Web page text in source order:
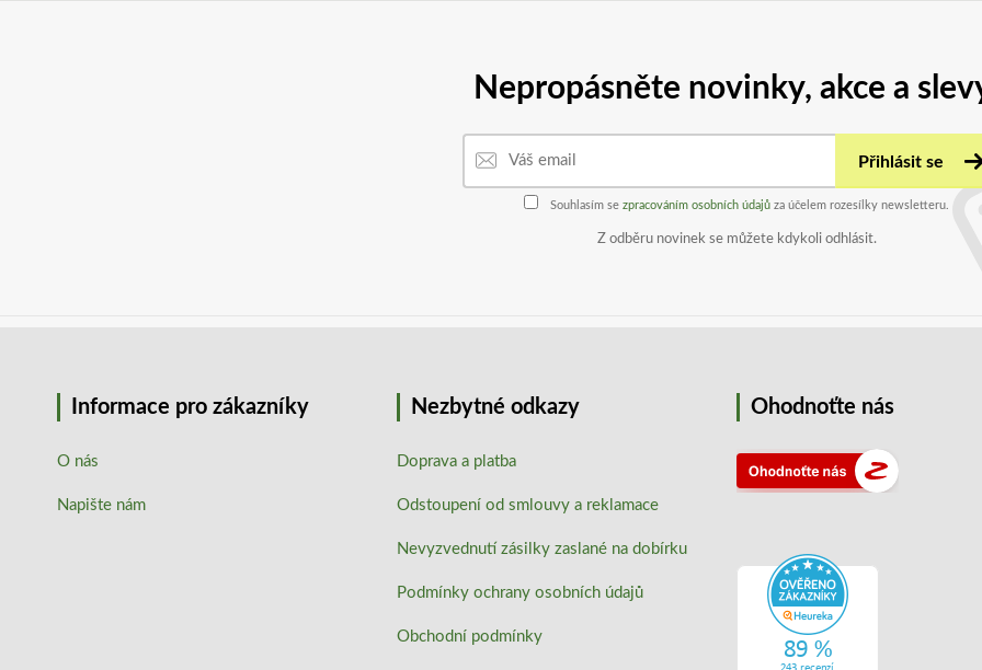
Nepropásněte novinky, akce a
Přihlásit se
Souhlasím se zpracováním osobních údajů za účelem rozesílky newsletteru.
Z odběru novinek se můžete kdykoli odhlásit.
Informace pro zákazníky
O nás
Napište nám
Nezbytné odkazy
Doprava a platba
Odstoupení od smlouvy a reklamace
Nevyzvednutí zásilky zaslané na dobírku
Podmínky ochrany osobních údajů
Obchodní podmínky
Ohodnoťte nás